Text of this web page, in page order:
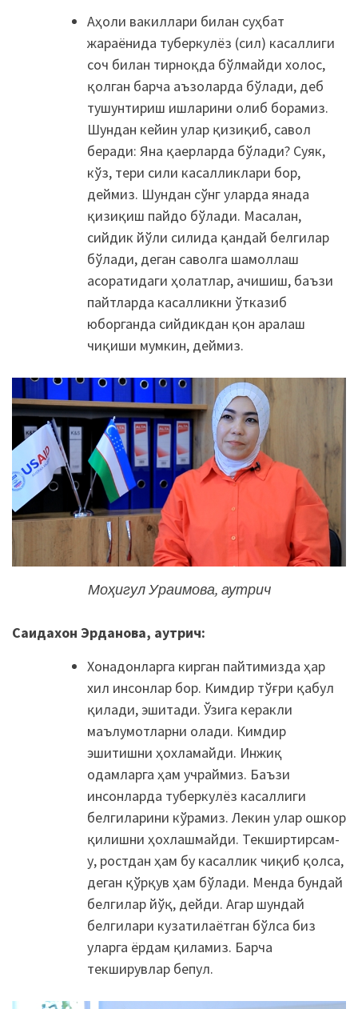
Аҳоли вакиллари билан суҳбат
жараёнида туберкулёз (сил) касаллиги
соч билан тирноқда бўлмайди холос,
қолган барча аъзоларда бўлади, деб
тушунтириш ишларини олиб борамиз.
Шундан кейин улар қизиқиб, савол
беради: Яна қаерларда бўлади? Суяк,
кўз, тери сили касалликлари бор,
деймиз. Шундан сўнг уларда янада
қизиқиш пайдо бўлади. Масалан,
сийдик йўли силида қандай белгилар
бўлади, деган саволга шамоллаш
асоратидаги ҳолатлар, ачишиш, баъзи
пайтларда касалликни ўтказиб
юборганда сийдикдан қон аралаш
чиқиши мумкин, деймиз.
Моҳигул Ураимова, аутрич
Саидахон Эрданова, аутрич:
Хонадонларга кирган пайтимизда ҳар
хил инсонлар бор. Кимдир тўғри қабул
қилади, эшитади. Ўзига керакли
маълумотларни олади. Кимдир
эшитишни ҳохламайди. Инжиқ
одамларга ҳам учраймиз. Баъзи
инсонларда туберкулёз касаллиги
белгиларини кўрамиз. Лекин улар ошкор
қилишни ҳохлашмайди. Текширтирсам-
у, ростдан ҳам бу касаллик чиқиб қолса,
деган қўрқув ҳам бўлади. Менда бундай
белгилар йўқ, дейди. Агар шундай
белгилари кузатилаётган бўлса биз
уларга ёрдам қиламиз. Барча
текширувлар бепул.